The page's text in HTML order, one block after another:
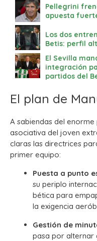
Pellegrini
apuesta
Los dos
Betis: perfil
El Sevilla
integración
partidos del
El plan de
A sabiendas del
asociativa del joven
claras las directrices
primer equipo:
Puesta a punto
su periplo
bética para
la exigencia
Gestión de
pasa por alternar